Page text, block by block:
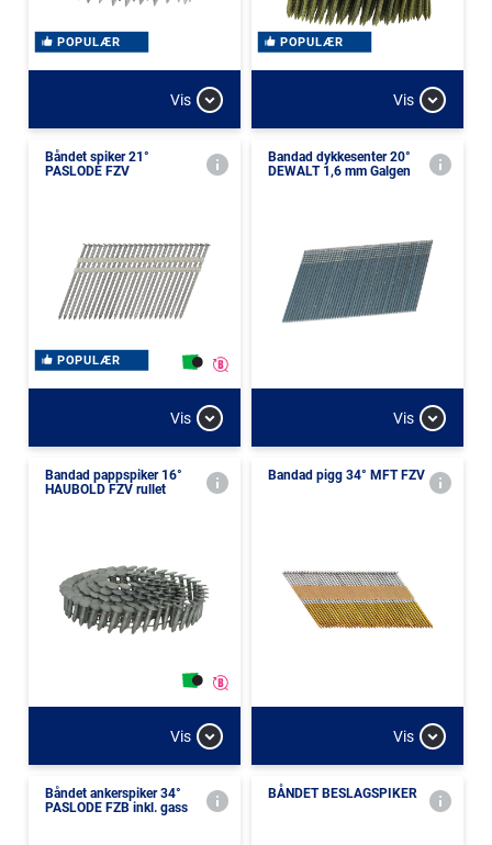
POPULÆR
Vis
POPULÆR
Vis
Båndet spiker 21°
PASLODE FZV
POPULÆR
Vis
Bandad dykkesenter 20°
DEWALT 1,6 mm Galgen
Vis
Bandad pappspiker 16°
HAUBOLD FZV rullet
Vis
Bandad pigg 34° MFT FZV
Vis
Båndet ankerspiker 34°
PASLODE FZB inkl. gass
BÅNDET BESLAGSPIKER